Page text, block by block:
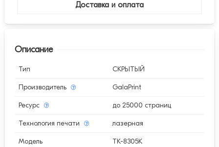
Доставка и оплата
Описание
Тип СКРЫТЫЙ
Производитель GalaPrint
Ресурс до 25000 страниц
Технология печати лазерная
Модель TK-8305K